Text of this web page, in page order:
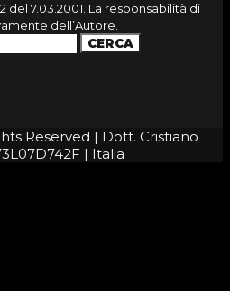
del 7.03.2001. La responsabilità di
dell’Autore.
Reserved | Dott. Cristiano
| Italia